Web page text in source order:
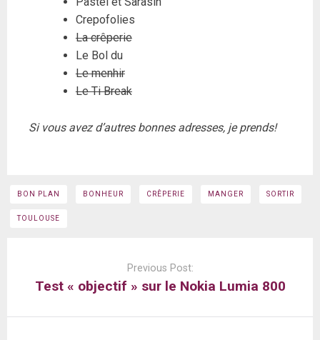
Crepofolies
La crêperie
Le Bol du
Le menhir
Le Ti Break
Si vous avez d’autres bonnes adresses, je prends!
BON PLAN BONHEUR CRÊPERIE MANGER SORTIR
TOULOUSE
Previous Post:
Test « objectif » sur le Nokia Lumia 800